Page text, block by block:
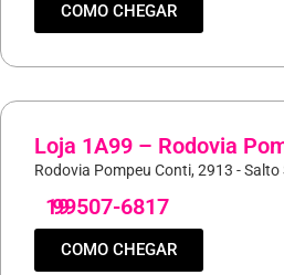
COMO CHEGAR
Loja 1A99 – Rodovia
Rodovia Pompeu Conti, 2913 -
19
99507-6817
COMO CHEGAR